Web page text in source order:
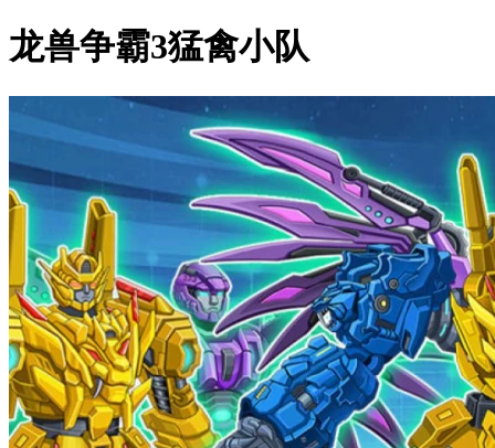
龙兽争霸3猛禽小队